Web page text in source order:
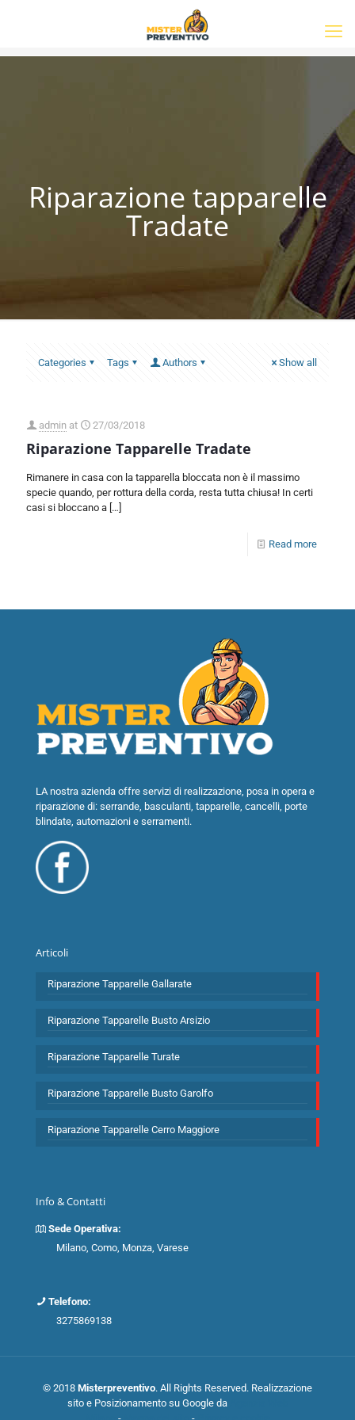
Riparazione tapparelle
Tradate
Categories Tags Authors Show all
admin at 27/03/2018
Riparazione Tapparelle Tradate
Rimanere in casa con la tapparella bloccata non è il massimo
specie quando, per rottura della corda, resta tutta chiusa! In certi
casi si bloccano a […]
Read more
LA nostra azienda offre servizi di realizzazione, posa in opera e
riparazione di: serrande, basculanti, tapparelle, cancelli, porte
blindate, automazioni e serramenti.
Articoli
Riparazione Tapparelle Gallarate
Riparazione Tapparelle Busto Arsizio
Riparazione Tapparelle Turate
Riparazione Tapparelle Busto Garolfo
Riparazione Tapparelle Cerro Maggiore
Info & Contatti
Sede Operativa:
Milano, Como, Monza, Varese
Telefono:
3275869138
© 2018 Misterpreventivo. All Rights Reserved. Realizzazione
sito e Posizionamento su Google da